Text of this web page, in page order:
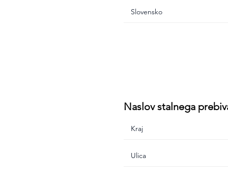
Naslov stalnega